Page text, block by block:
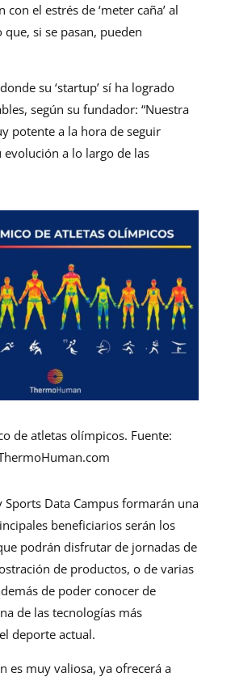
con el estrés de ‘meter caña’ al
si se pasan, pueden
su ‘startup’ sí ha logrado
según su fundador: “Nuestra
potente a la hora de seguir
evolución a lo largo de las
de atletas olímpicos. Fuente:
Data Campus formarán una
beneficiarios serán los
podrán disfrutar de jornadas de
de productos, o de varias
de poder conocer de
de las tecnologías más
deporte actual.
es muy valiosa, ya ofrecerá a